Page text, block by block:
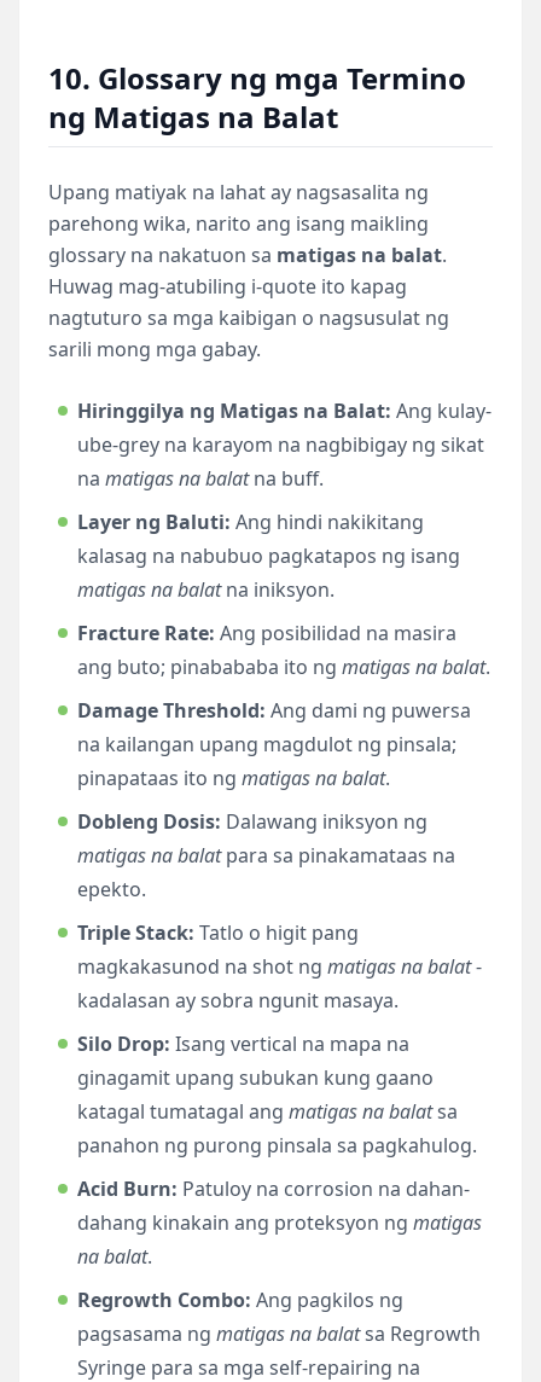
10. Glossary ng mga Termino
ng Matigas na Balat
Upang matiyak na lahat ay nagsasalita ng
parehong wika, narito ang isang maikling
glossary na nakatuon sa matigas na balat.
Huwag mag-atubiling i-quote ito kapag
nagtuturo sa mga kaibigan o nagsusulat ng
sarili mong mga gabay.
Hiringgilya ng Matigas na Balat: Ang kulay-
ube-grey na karayom na nagbibigay ng sikat
na matigas na balatna buff.
Layer ng Baluti: Ang hindi nakikitang
kalasag na nabubuo pagkatapos ng isang
matigas na balatna iniksyon.
Fracture Rate: Ang posibilidad na masira
ang buto; pinabababa ito ng matigas na balat.
Damage Threshold: Ang dami ng puwersa
na kailangan upang magdulot ng pinsala;
pinapataas ito ng matigas na balat.
Dobleng Dosis: Dalawang iniksyon ng
matigas na balatpara sa pinakamataas na
epekto.
Triple Stack: Tatlo o higit pang
magkakasunod na shot ng matigas na balat-
kadalasan ay sobra ngunit masaya.
Silo Drop: Isang vertical na mapa na
ginagamit upang subukan kung gaano
katagal tumatagal ang matigas na balatsa
panahon ng purong pinsala sa pagkahulog.
Acid Burn: Patuloy na corrosion na dahan-
dahang kinakain ang proteksyon ng matigas
na balat.
Regrowth Combo: Ang pagkilos ng
pagsasama ng matigas na balatsa Regrowth
Syringe para sa mga self-repairing na